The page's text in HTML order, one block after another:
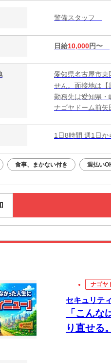
警備スタッフ
日給10,000円〜
愛知県名古屋市
せん。面接地は【
勤務先は愛知県・
ナゴヤドーム前矢
1日8時間 週1日か
食事、まかない付き 週払い
ナゴヤ
セキュリテ
「こん
り直せる